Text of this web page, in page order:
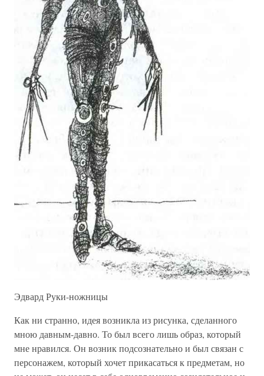
Эдвард Руки-ножницы
Как ни странно, идея возникла из рисунка, сделанного
мною давным-давно. То был всего лишь образ, который
мне нравился. Он возник подсознательно и был связан с
персонажем, который хочет прикасаться к предметам, но